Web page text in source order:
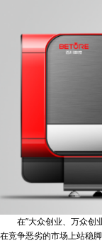
在”大众创业、万众创业
在竞争恶劣的市场上站稳